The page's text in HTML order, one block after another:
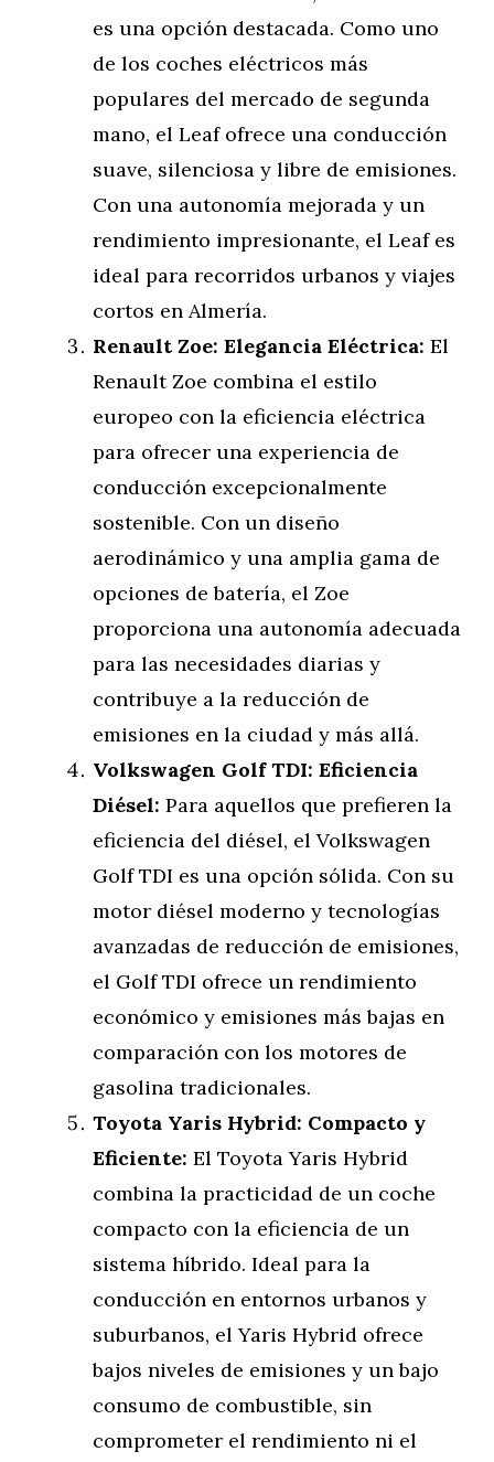
es una opción destacada. Como uno
de los coches eléctricos más
populares del mercado de segunda
mano, el Leaf ofrece una conducción
suave, silenciosa y libre de emisiones.
Con una autonomía mejorada y un
rendimiento impresionante, el Leaf es
ideal para recorridos urbanos y viajes
cortos en Almería.
Renault Zoe: Elegancia Eléctrica: El
Renault Zoe combina el estilo
europeo con la eficiencia eléctrica
para ofrecer una experiencia de
conducción excepcionalmente
sostenible. Con un diseño
aerodinámico y una amplia gama de
opciones de batería, el Zoe
proporciona una autonomía adecuada
para las necesidades diarias y
contribuye a la reducción de
emisiones en la ciudad y más allá.
Volkswagen Golf TDI: Eficiencia
Diésel: Para aquellos que prefieren la
eficiencia del diésel, el Volkswagen
Golf TDI es una opción sólida. Con su
motor diésel moderno y tecnologías
avanzadas de reducción de emisiones,
el Golf TDI ofrece un rendimiento
económico y emisiones más bajas en
comparación con los motores de
gasolina tradicionales.
Toyota Yaris Hybrid: Compacto y
Eficiente: El Toyota Yaris Hybrid
combina la practicidad de un coche
compacto con la eficiencia de un
sistema híbrido. Ideal para la
conducción en entornos urbanos y
suburbanos, el Yaris Hybrid ofrece
bajos niveles de emisiones y un bajo
consumo de combustible, sin
comprometer el rendimiento ni el